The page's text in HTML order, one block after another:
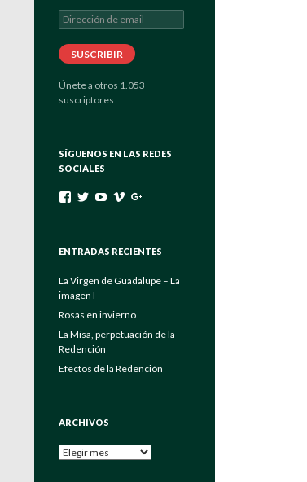
Dirección
de
email
SUSCRIBIR
Únete a otros 1.053
suscriptores
SÍGUENOS EN LAS REDES
SOCIALES
Ver
en
Ver
en
Ver
en
Ver
en en
ENTRADAS RECIENTES
La Virgen de Guadalupe – La
imagen I
Rosas en invierno
La Misa, perpetuación de la
Redención
Efectos de la Redención
ARCHIVOS
Archivos